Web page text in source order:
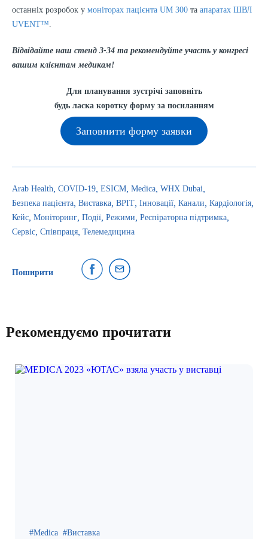
останніх розробок у моніторах пацієнта UM 300 та апаратах ШВЛ
UVENT™.
Відвідайте наш стенд 3-34 та рекомендуйте участь у конгресі
вашим клієнтам медикам!
Для планування зустрічі заповніть
будь ласка коротку форму за посиланням
Заповнити форму заявки
Arab Health COVID-19 ESICM Medica WHX Dubai
Безпека пацієнта Виставка ВРІТ Інновації Канали Кардіологія
Кейс Моніторинг Події Режими Респіраторна підтримка
Сервіс Співпраця Телемедицина
Поширити
Рекомендуємо прочитати
Medica Виставка